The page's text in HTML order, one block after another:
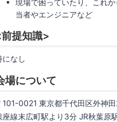
現場で困っていたり、これ
当者やエンジニアなど
提知識>
になし
場について
101-0021 東京都千代田区外神
座線末広町駅より3分 JR秋葉原